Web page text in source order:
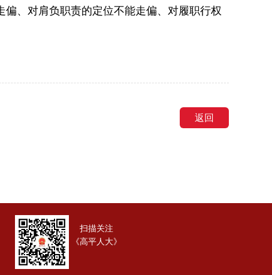
、对肩负职责的定位不能走偏、对履职行权
返回
扫描关注
《高平人大》